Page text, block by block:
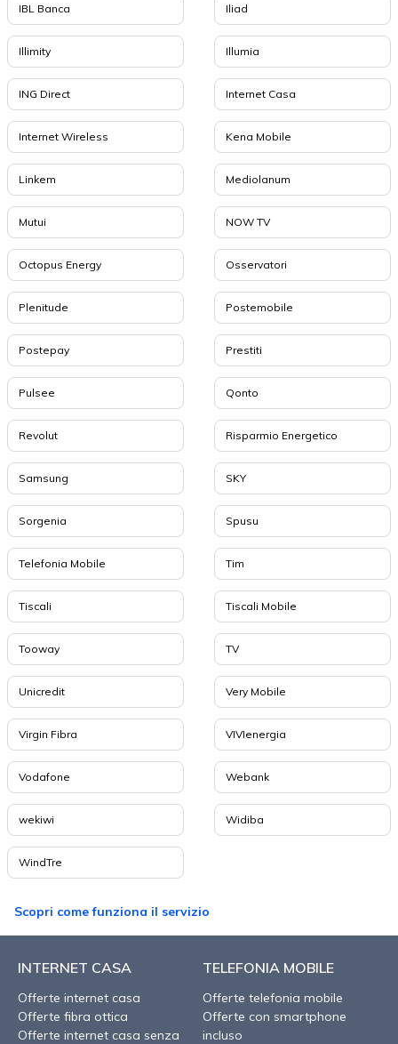
IBL Banca Iliad
Illimity Illumia
ING Direct Internet Casa
Internet Wireless Kena Mobile
Linkem Mediolanum
Mutui NOW TV
Octopus Energy Osservatori
Plenitude Postemobile
Postepay Prestiti
Pulsee Qonto
Revolut Risparmio Energetico
Samsung SKY
Sorgenia Spusu
Telefonia Mobile Tim
Tiscali Tiscali Mobile
Tooway TV
Unicredit Very Mobile
Virgin Fibra VIVIenergia
Vodafone Webank
wekiwi Widiba
WindTre
Scopri come funziona il servizio
INTERNET CASA
Offerte internet casa
Offerte fibra ottica
Offerte internet casa senza
TELEFONIA MOBILE
Offerte telefonia mobile
Offerte con smartphone
incluso